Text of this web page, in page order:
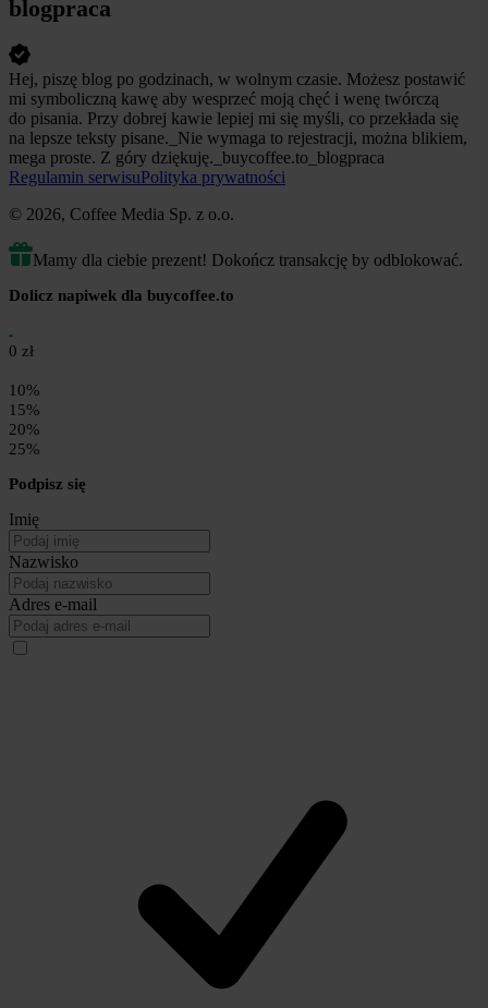
blogpraca
Hej, piszę blog po godzinach, w wolnym czasie. Możesz postawić
mi symboliczną kawę aby wesprzeć moją chęć i wenę twórczą
do pisania. Przy dobrej kawie lepiej mi się myśli, co przekłada się
na lepsze teksty pisane._Nie wymaga to rejestracji, można blikiem,
mega proste. Z góry dziękuję._buycoffee.to_blogpraca
Regulamin serwisuPolityka prywatności
© 2026, Coffee Media Sp. z o.o.
Mamy dla ciebie prezent! Dokończ transakcję by odblokować.
Dolicz napiwek dla buycoffee.to
0 zł
10%
15%
20%
25%
Podpisz się
Imię
Nazwisko
Adres e-mail